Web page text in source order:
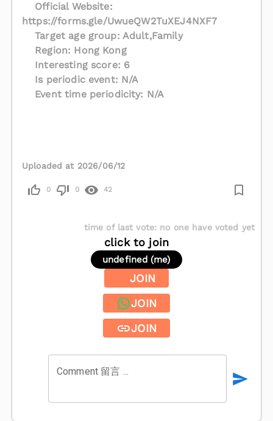
Official Website:
https://forms.gle/UwueQW2TuXEJ4NXF7
Target age group: Adult,Family
Region: Hong Kong
Interesting score: 6
Is periodic event: N/A
Event time periodicity: N/A
Uploaded at 2026/06/12
0 0 42
time of last vote: no one have voted yet
click to join
undefined (me)
JOIN
JOIN
JOIN
Comment 留言 ...